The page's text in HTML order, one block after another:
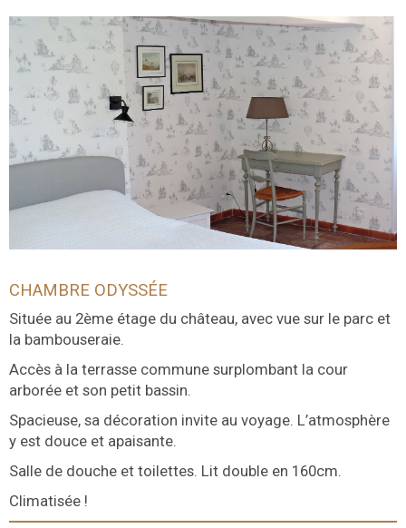
CHAMBRE ODYSSÉE
Située au 2ème étage du château, avec vue sur le parc et
la bambouseraie.
Accès à la terrasse commune surplombant la cour
arborée et son petit bassin.
Spacieuse, sa décoration invite au voyage. L’atmosphère
y est douce et apaisante.
Salle de douche et toilettes. Lit double en 160cm.
Climatisée !